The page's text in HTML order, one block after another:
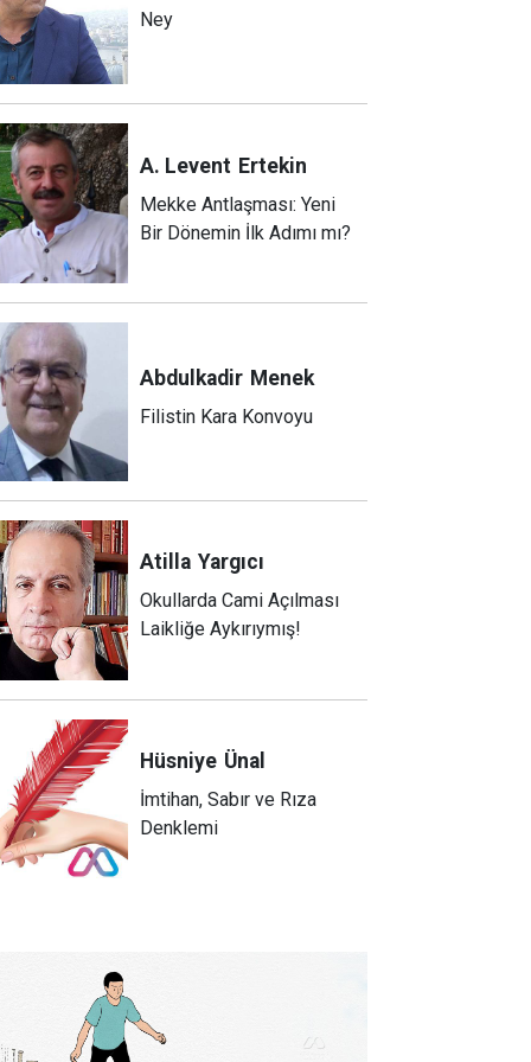
Ney
A. Levent Ertekin
Mekke Antlaşması: Yeni
Bir Dönemin İlk Adımı mı?
Abdulkadir Menek
Filistin Kara Konvoyu
Atilla Yargıcı
Okullarda Cami Açılması
Laikliğe Aykırıymış!
Hüsniye Ünal
İmtihan, Sabır ve Rıza
Denklemi